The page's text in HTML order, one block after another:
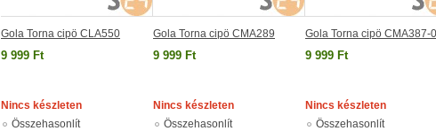
Gola Torna cipö CLA550
9 999 Ft
Nincs készleten
Összehasonlít
Gola Torna cipö CMA289
9 999 Ft
Nincs készleten
Összehasonlít
Gola Torna cipö CMA387-
9 999 Ft
Nincs készleten
Összehasonlít